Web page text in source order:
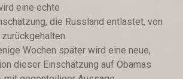
eine echte
die Russland entlastet, von
Wochen später wird eine neue,
dieser Einschätzung auf Obamas